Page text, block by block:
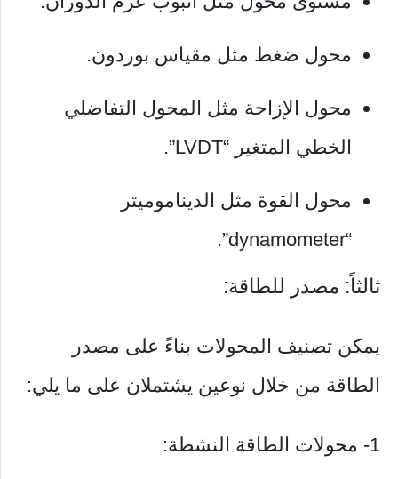
محول ضغط مثل مقياس بوردون.
محول الإزاحة مثل المحول التفاضلي
الخطي المتغير “LVDT”.
محول القوة مثل الديناموميتر
“dynamometer”.
ثالثاً: مصدر للطاقة:
يمكن تصنيف المحولات بناءً على مصدر
الطاقة من خلال نوعين يشتملان على ما يلي:
1- محولات الطاقة النشطة: